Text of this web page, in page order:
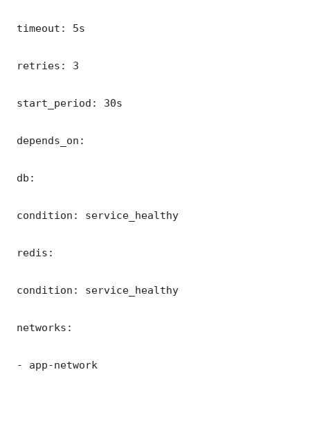
timeout: 5s
retries: 3
start_period: 30s
depends_on:
db:
condition: service_healthy
redis:
condition: service_healthy
networks:
- app-network